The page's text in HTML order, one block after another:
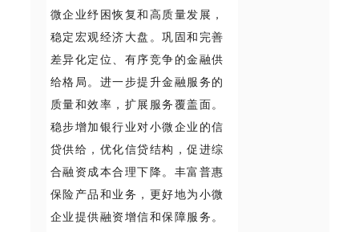
微企业纾困恢复和高质量发展，
稳定宏观经济大盘。巩固和完善
差异化定位、有序竞争的金融供
给格局。进一步提升金融服务的
质量和效率，扩展服务覆盖面。
稳步增加银行业对小微企业的信
贷供给，优化信贷结构，促进综
合融资成本合理下降。丰富普惠
保险产品和业务，更好地为小微
企业提供融资增信和保障服务。